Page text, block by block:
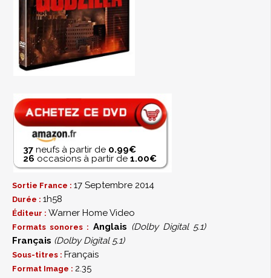
37 neufs à partir de 0.99€
26 occasions à partir de 1.00€
Sortie France : 17 Septembre 2014
Durée : 1h58
Éditeur : Warner Home Video
Formats sonores : Anglais (Dolby Digital 5.1)
Français (Dolby Digital 5.1)
Sous-titres : Français
Format Image : 2.35